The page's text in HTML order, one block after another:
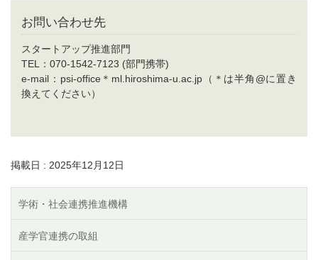
お問い合わせ先
スタートアップ推進部門
TEL：070-1542-7123 (部門携帯)
e-mail：psi-office＊ml.hiroshima-u.ac.jp（＊は半角@に置き
換えてください）
掲載日 : 2025年12月12日
学術・社会連携推進機構
産学官連携の取組